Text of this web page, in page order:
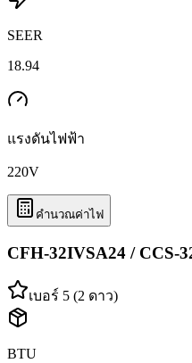
SEER
18.94
แรงดันไฟฟ้า
220V
คำนวณค่าไฟ
CFH-32IVSA24 / CCS-
เบอร์ 5 (2 ดาว)
BTU